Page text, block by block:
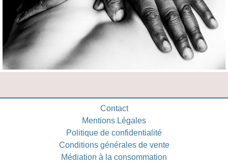
Contact
Mentions Légales
Politique de confidentialité
Conditions générales de vente
Médiation à la consommation